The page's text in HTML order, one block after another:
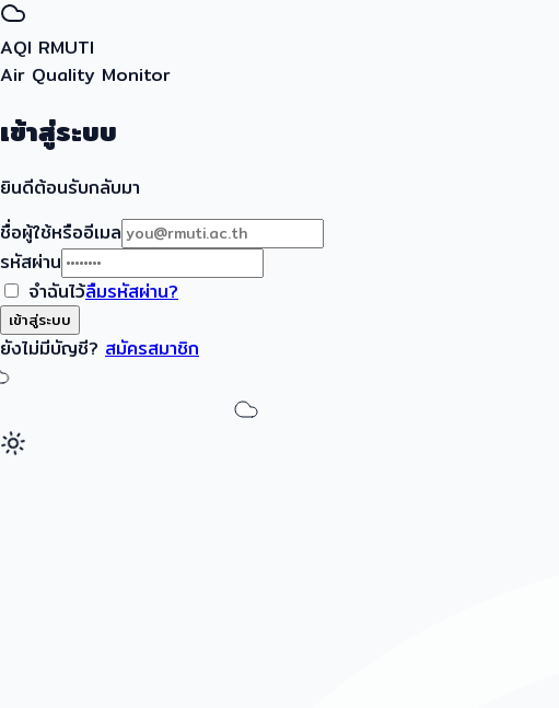
AQI RMUTI
Air Quality Monitor
เข้าสู่ระบบ
ยินดีต้อนรับกลับมา
ชื่อผู้ใช้หรืออีเมล
รหัสผ่าน
จำฉันไว้ลืมรหัสผ่าน?
เข้าสู่ระบบ
ยังไม่มีบัญชี? สมัครสมาชิก